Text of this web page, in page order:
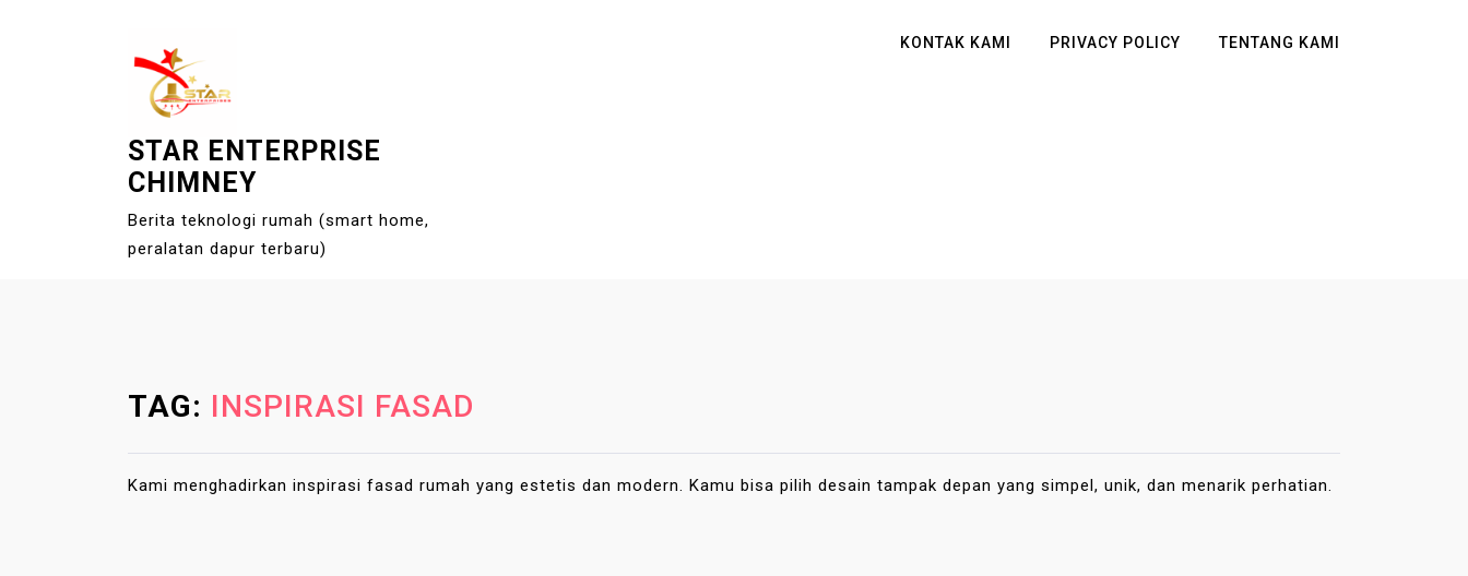
STAR ENTERPRISE
CHIMNEY
Berita teknologi rumah (smart home,
peralatan dapur terbaru)
KONTAK KAMI PRIVACY POLICY TENTANG KAMI
TAG: INSPIRASI FASAD
Kami menghadirkan inspirasi fasad rumah yang estetis dan modern. Kamu bisa pilih desain tampak depan yang simpel, unik, dan menarik perhatian.